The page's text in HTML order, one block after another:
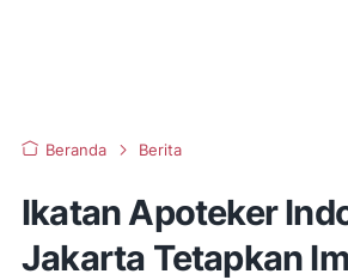
Beranda Berita
Ikatan Apoteker
Jakarta Tetapkan